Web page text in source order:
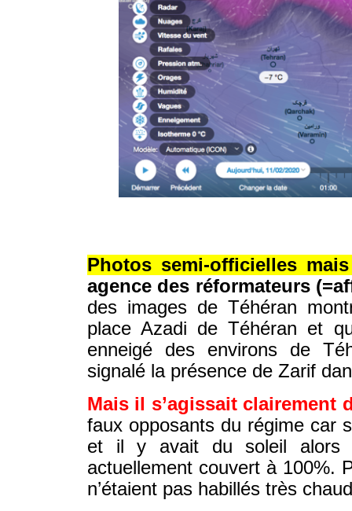
Photos semi-officielles
agence des réformateurs
des images de Téhéran
place Azadi de Téhéran et
enneigé des environs de
signalé la présence de Zarif
Mais il s’agissait clairement
faux opposants du régime car
et il y avait du soleil alors
actuellement couvert à 100%.
n’étaient pas habillés très